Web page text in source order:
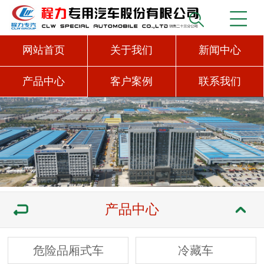
网站首页 关于我们 新闻中心
产品中心 客户案例 联系我们
产品中心
危险品厢式车 冷藏车